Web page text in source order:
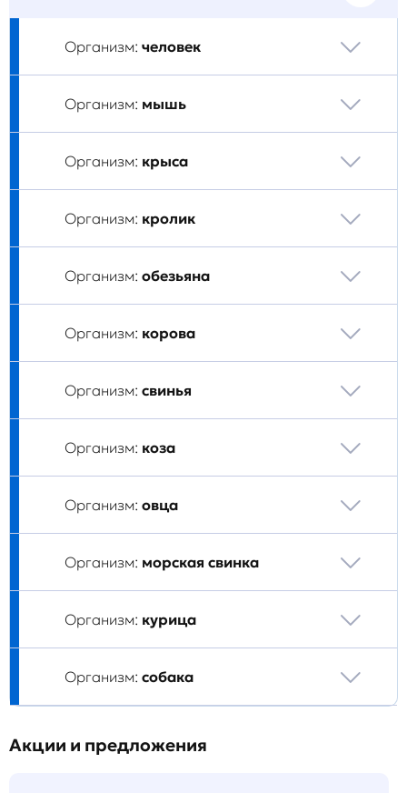
Организм: человек
Организм: мышь
Организм: крыса
Организм: кролик
Организм: обезьяна
Организм: корова
Организм: свинья
Организм: коза
Организм: овца
Организм: морская свинка
Организм: курица
Организм: собака
Акции и предложения